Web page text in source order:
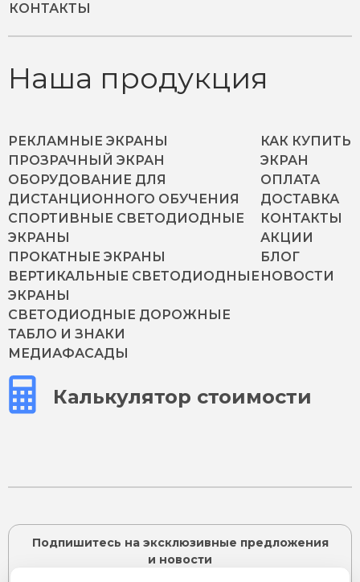
КОНТАКТЫ
Наша продукция
РЕКЛАМНЫЕ ЭКРАНЫ
ПРОЗРАЧНЫЙ ЭКРАН
ОБОРУДОВАНИЕ ДЛЯ
ДИСТАНЦИОННОГО ОБУЧЕНИЯ
СПОРТИВНЫЕ СВЕТОДИОДНЫЕ
ЭКРАНЫ
ПРОКАТНЫЕ ЭКРАНЫ
ВЕРТИКАЛЬНЫЕ СВЕТОДИОДНЫЕ
ЭКРАНЫ
СВЕТОДИОДНЫЕ ДОРОЖНЫЕ
ТАБЛО И ЗНАКИ
МЕДИАФАСАДЫ
КАК КУПИТЬ
ЭКРАН
ОПЛАТА
ДОСТАВКА
КОНТАКТЫ
АКЦИИ
БЛОГ
НОВОСТИ
Калькулятор стоимости
Подпишитесь на эксклюзивные предложения
и новости